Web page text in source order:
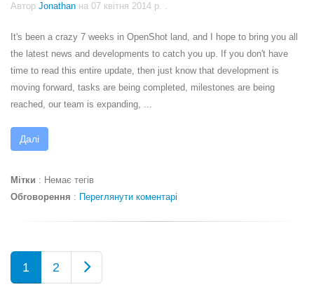
Автор Jonathan на 07 квітня 2014 р. .
It's been a crazy 7 weeks in OpenShot land, and I hope to bring you all
the latest news and developments to catch you up. If you don't have
time to read this entire update, then just know that development is
moving forward, tasks are being completed, milestones are being
reached, our team is expanding, ...
Далі
Мітки : Немає тегів
Обговорення : Переглянути коментарі
1 2